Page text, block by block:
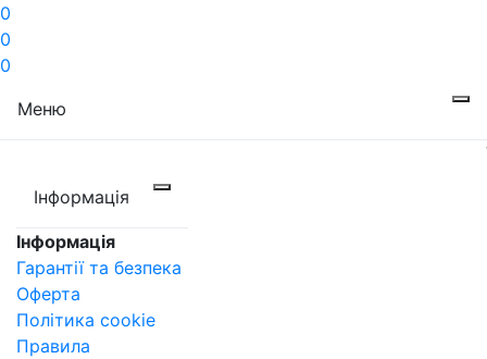
0
0
0
Меню
Інформація
Інформація
Гарантії та безпека
Оферта
Політика cookie
Правила